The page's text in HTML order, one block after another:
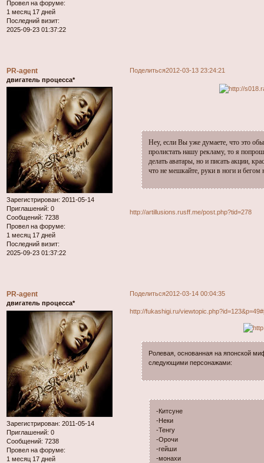
Провел на форуме:
1 месяц 17 дней
Последний визит:
2025-09-23 01:37:22
Поделиться2012-03-13 23:24:21
PR-agent
двигатель процесса*
Зарегистрирован: 2011-05-14
Приглашений: 0
Сообщений: 7238
Провел на форуме:
1 месяц 17 дней
Последний визит:
2025-09-23 01:37:22
Hey, если Вы уже думаете, что это
пролистать нашу рекламу, то я
делать аватары, но и писать акции,
что не мешкайте, руки в ноги и бегом
http://artillusions.rusff.me/post.php?tid=278
Поделиться2012-03-14 00:04:35
PR-agent
двигатель процесса*
Зарегистрирован: 2011-05-14
Приглашений: 0
Сообщений: 7238
Провел на форуме:
1 месяц 17 дней
http://fukashigi.ru/
Ролевая, основанная на японской
следующими персонажами:
-Китсуне
-Неки
-Тенгу
-Орочи
-гейши
-монахи